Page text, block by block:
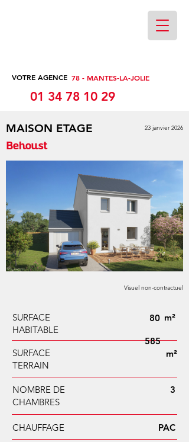
VOTRE AGENCE 78 - MANTES-LA-JOLIE
01 34 78 10 29
MAISON ETAGE 23 janvier 2026
Behoust
Visuel non-contractuel
SURFACE
HABITABLE
80
SURFACE
TERRAIN
m²
NOMBRE DE
CHAMBRES
3
CHAUFFAGE PAC
585
m²